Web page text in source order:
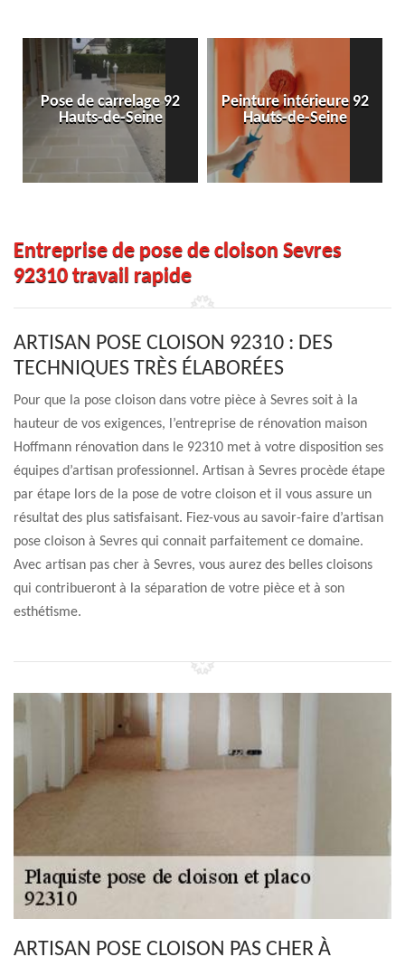
Pose de carrelage 92
Hauts-de-Seine
Peinture intérieure 92
Hauts-de-Seine
Entreprise de pose de cloison Sevres
92310 travail rapide
ARTISAN POSE CLOISON 92310 : DES
TECHNIQUES TRÈS ÉLABORÉES
Pour que la pose cloison dans votre pièce à Sevres soit à la
hauteur de vos exigences, l’entreprise de rénovation maison
Hoffmann rénovation dans le 92310 met à votre disposition ses
équipes d’artisan professionnel. Artisan à Sevres procède étape
par étape lors de la pose de votre cloison et il vous assure un
résultat des plus satisfaisant. Fiez-vous au savoir-faire d’artisan
pose cloison à Sevres qui connait parfaitement ce domaine.
Avec artisan pas cher à Sevres, vous aurez des belles cloisons
qui contribueront à la séparation de votre pièce et à son
esthétisme.
ARTISAN POSE CLOISON PAS CHER À